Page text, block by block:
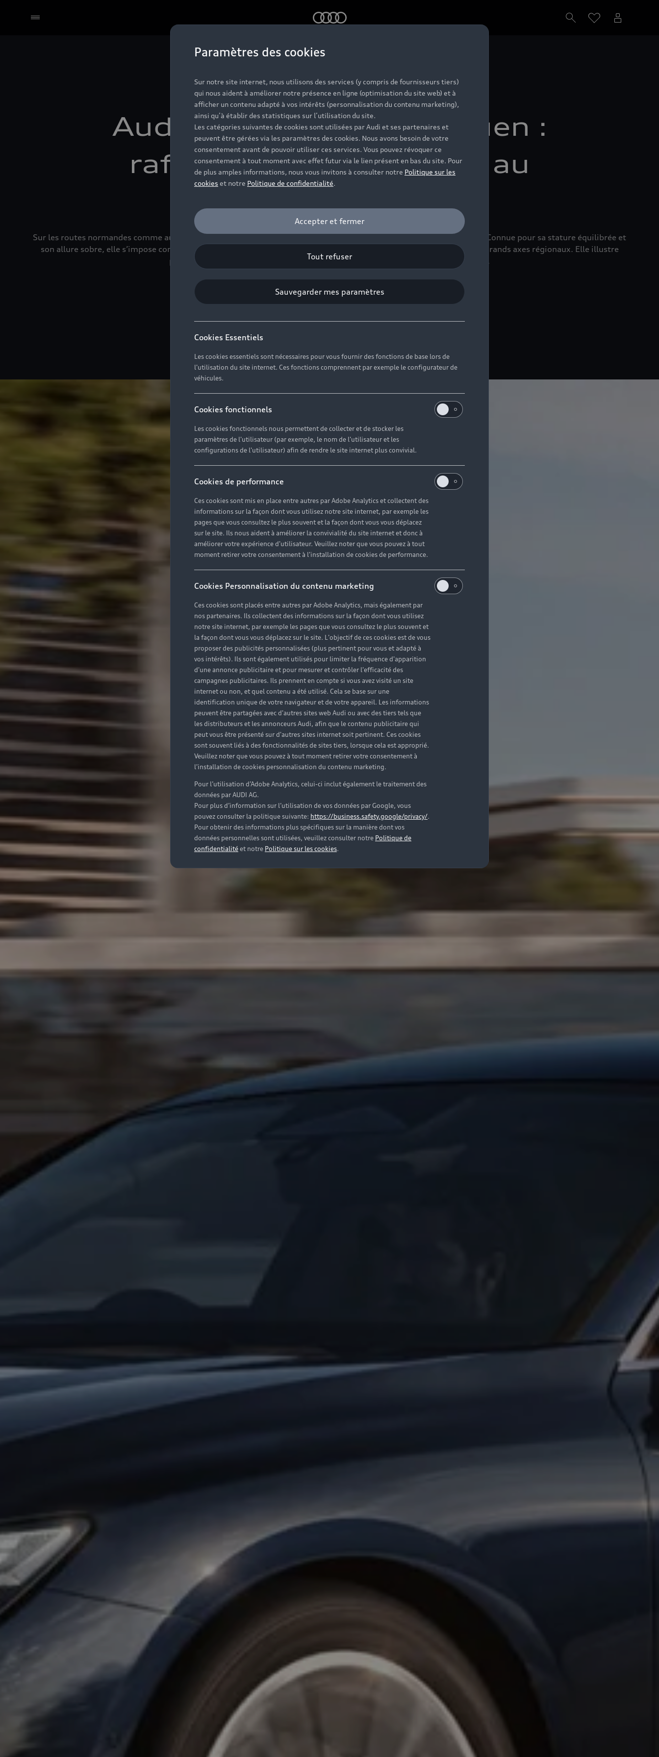
Audi A6 d’occasion à Rouen :
raffinement et sérénité au
quotidien
Sur les routes normandes comme au cœur de Rouen, l’Audi A6 séduit par sa capacité à associer élégance et efficience. Connue pour sa stature équilibrée et
son allure sobre, elle s’impose comme une alliée fiable et confortable, aussi à l’aise dans le trafic citadin que sur les grands axes régionaux. Elle illustre
parfaitement la philosophie Audi : voyager avec distinction en toutes circonstances.
Voir les véhicules disponibles
Paramètres des cookies
Sur notre site internet, nous utilisons des services (y compris de fournisseurs tiers)
qui nous aident à améliorer notre présence en ligne (optimisation du site web) et à
afficher un contenu adapté à vos intérêts (personnalisation du contenu marketing),
ainsi qu’à établir des statistiques sur l’utilisation du site.
Les catégories suivantes de cookies sont utilisées par Audi et ses partenaires et
peuvent être gérées via les paramètres des cookies. Nous avons besoin de votre
consentement avant de pouvoir utiliser ces services. Vous pouvez révoquer ce
consentement à tout moment avec effet futur via le lien présent en bas du site. Pour
de plus amples informations, nous vous invitons à consulter notre Politique sur les
cookies et notre Politique de confidentialité.
Accepter et fermer
Tout refuser
Sauvegarder mes paramètres
Cookies Essentiels
Les cookies essentiels sont nécessaires pour vous fournir des fonctions de base lors de
l'utilisation du site internet. Ces fonctions comprennent par exemple le configurateur de
véhicules.
Cookies fonctionnels
Les cookies fonctionnels nous permettent de collecter et de stocker les
paramètres de l'utilisateur (par exemple, le nom de l'utilisateur et les
configurations de l'utilisateur) afin de rendre le site internet plus convivial.
Cookies de performance
Ces cookies sont mis en place entre autres par Adobe Analytics et collectent des
informations sur la façon dont vous utilisez notre site internet, par exemple les
pages que vous consultez le plus souvent et la façon dont vous vous déplacez
sur le site. Ils nous aident à améliorer la convivialité du site internet et donc à
améliorer votre expérience d'utilisateur. Veuillez noter que vous pouvez à tout
moment retirer votre consentement à l'installation de cookies de performance.
Cookies Personnalisation du contenu marketing
Ces cookies sont placés entre autres par Adobe Analytics, mais également par
nos partenaires. Ils collectent des informations sur la façon dont vous utilisez
notre site internet, par exemple les pages que vous consultez le plus souvent et
la façon dont vous vous déplacez sur le site. L'objectif de ces cookies est de vous
proposer des publicités personnalisées (plus pertinent pour vous et adapté à
vos intérêts). Ils sont également utilisés pour limiter la fréquence d'apparition
d'une annonce publicitaire et pour mesurer et contrôler l'efficacité des
campagnes publicitaires. Ils prennent en compte si vous avez visité un site
internet ou non, et quel contenu a été utilisé. Cela se base sur une
identification unique de votre navigateur et de votre appareil. Les informations
peuvent être partagées avec d'autres sites web Audi ou avec des tiers tels que
les distributeurs et les annonceurs Audi, afin que le contenu publicitaire qui
peut vous être présenté sur d'autres sites internet soit pertinent. Ces cookies
sont souvent liés à des fonctionnalités de sites tiers, lorsque cela est approprié.
Veuillez noter que vous pouvez à tout moment retirer votre consentement à
l'installation de cookies personnalisation du contenu marketing.
Pour l’utilisation d’Adobe Analytics, celui-ci inclut également le traitement des
données par AUDI AG.
Pour plus d’information sur l’utilisation de vos données par Google, vous
pouvez consulter la politique suivante: https://business.safety.google/privacy/.
Pour obtenir des informations plus spécifiques sur la manière dont vos
données personnelles sont utilisées, veuillez consulter notre Politique de
confidentialitéet notre Politique sur les cookies.